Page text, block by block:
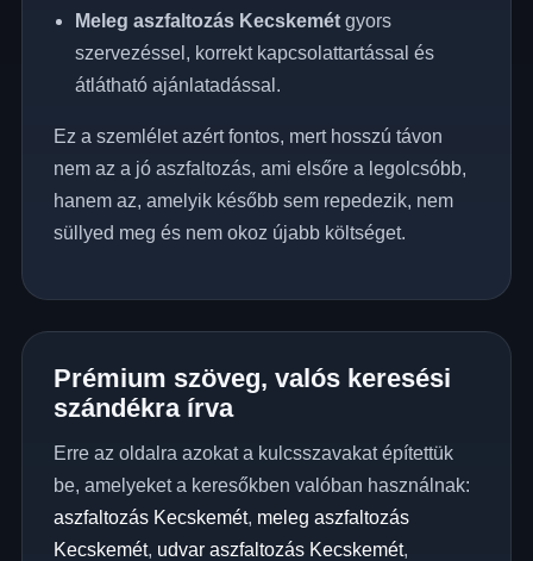
Meleg aszfaltozás Kecskemétgyors
szervezéssel, korrekt kapcsolattartással és
átlátható ajánlatadással.
Ez a szemlélet azért fontos, mert hosszú távon
nem az a jó aszfaltozás, ami elsőre a legolcsóbb,
hanem az, amelyik később sem repedezik, nem
süllyed meg és nem okoz újabb költséget.
Prémium szöveg, valós keresési
szándékra írva
Erre az oldalra azokat a kulcsszavakat építettük
be, amelyeket a keresőkben valóban használnak:
aszfaltozás Kecskemét, meleg aszfaltozás
Kecskemét, udvar aszfaltozás Kecskemét,